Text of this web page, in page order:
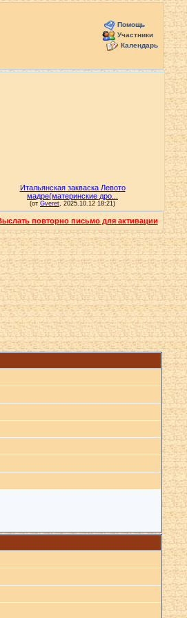
Помощь
Участники
Календарь
повторно письмо для активации